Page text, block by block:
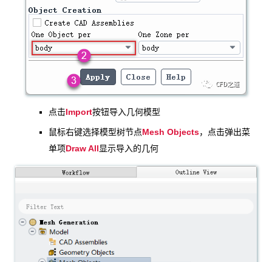
点击Import按钮导入几何模型
鼠标右键选择模型树节点Mesh Objects，点击弹出菜
单项Draw All 显示导入的几何